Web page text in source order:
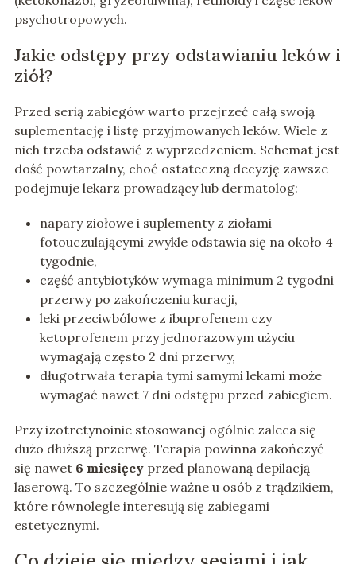
psychotropowych.
Jakie odstępy przy odstawianiu leków i
ziół?
Przed serią zabiegów warto przejrzeć całą swoją
suplementację i listę przyjmowanych leków. Wiele z
nich trzeba odstawić z wyprzedzeniem. Schemat jest
dość powtarzalny, choć ostateczną decyzję zawsze
podejmuje lekarz prowadzący lub dermatolog:
napary ziołowe i suplementy z ziołami
fotouczulającymi zwykle odstawia się na około 4
tygodnie,
część antybiotyków wymaga minimum 2 tygodni
przerwy po zakończeniu kuracji,
leki przeciwbólowe z ibuprofenem czy
ketoprofenem przy jednorazowym użyciu
wymagają często 2 dni przerwy,
długotrwała terapia tymi samymi lekami może
wymagać nawet 7 dni odstępu przed zabiegiem.
Przy izotretynoinie stosowanej ogólnie zaleca się
dużo dłuższą przerwę. Terapia powinna zakończyć
się nawet 6 miesięcyprzed planowaną depilacją
laserową. To szczególnie ważne u osób z trądzikiem,
które równolegle interesują się zabiegami
estetycznymi.